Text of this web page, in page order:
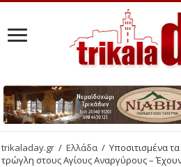
trikaladay.gr / Ελλάδα / Υποσιτισμένα
τρώγλη στους Αγίους Αναργύρους –